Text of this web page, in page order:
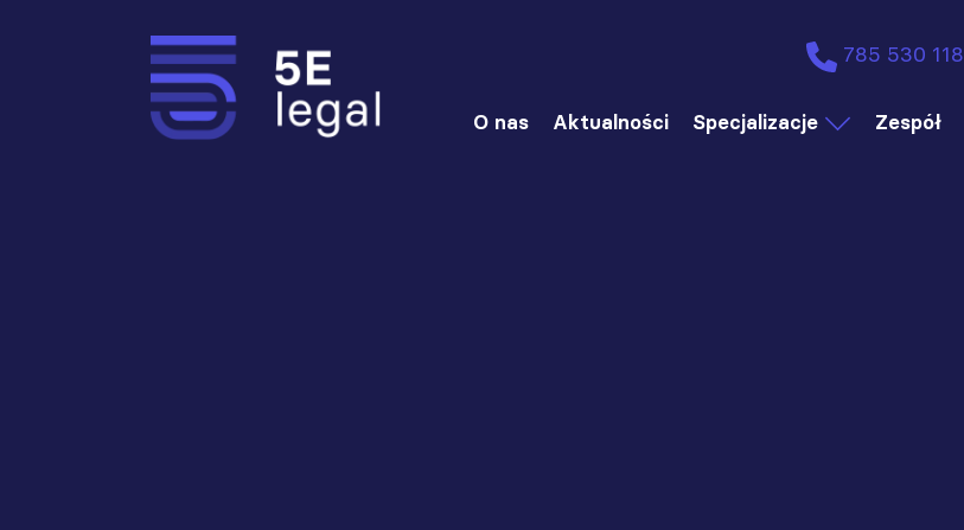
785 530 118
O nas Aktualności Specjalizacje Zespół